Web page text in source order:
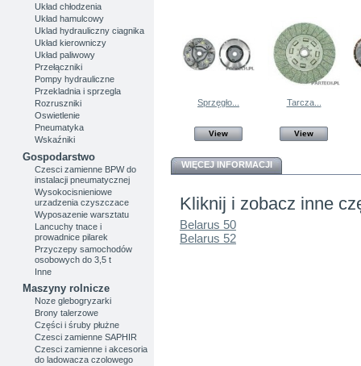
Układ chłodzenia
Układ hamulcowy
Uklad hydrauliczny ciagnika
Układ kierowniczy
Układ paliwowy
Przełączniki
Pompy hydrauliczne
Przekladnia i sprzegla
Rozruszniki
Oswietlenie
Pneumatyka
Wskaźniki
Gospodarstwo
Czesci zamienne BPW do
instalacji pneumatycznej
Wysokocisnieniowe
urzadzenia czyszczace
Wyposazenie warsztatu
Lancuchy tnace i
prowadnice pilarek
Przyczepy samochodów
osobowych do 3,5 t
Inne
Maszyny rolnicze
Noze glebogryzarki
Brony talerzowe
Części i śruby płużne
Czesci zamienne SAPHIR
Czesci zamienne i akcesoria
do ladowacza czolowego
Sprzęgło...
View
Tarcza...
View
WIĘCEJ INFORMACJI
Kliknij i zobacz inne
Belarus 50
Belarus 52